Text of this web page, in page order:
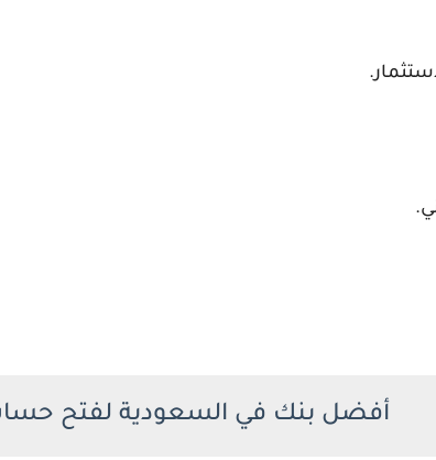
أفضل بنك في السعودية لفتح